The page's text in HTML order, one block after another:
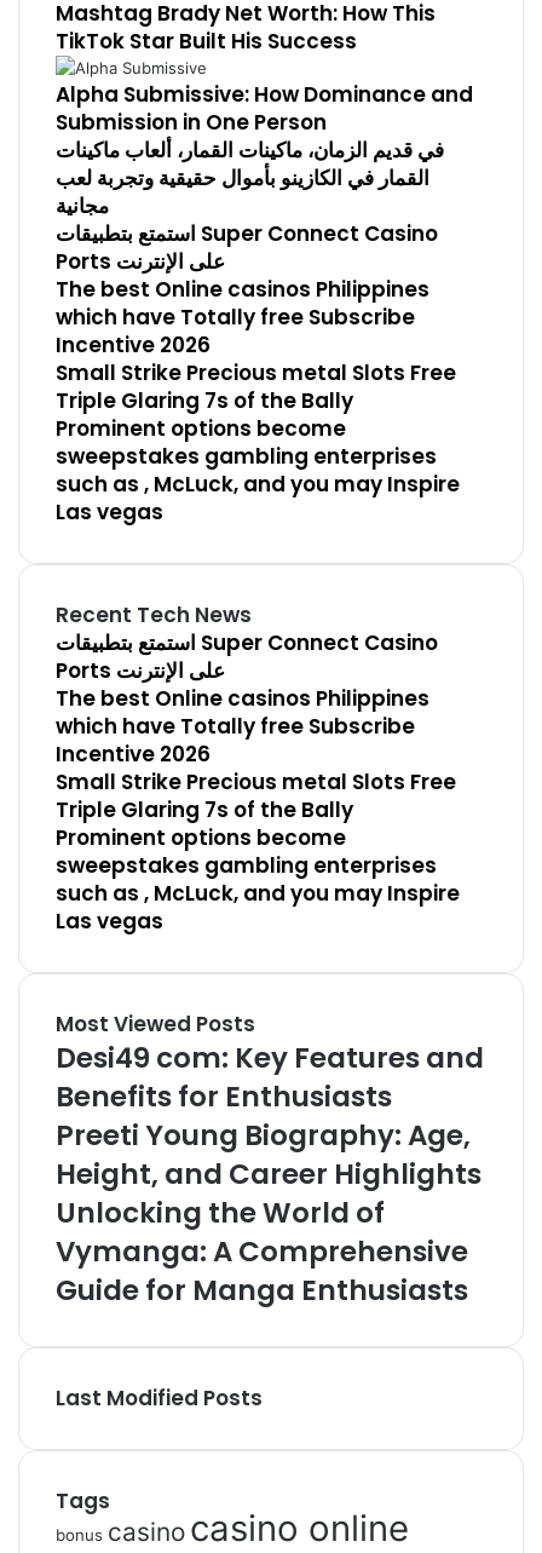
Mashtag Brady Net Worth: How This
TikTok Star Built His Success
Alpha Submissive: How Dominance and
Submission in One Person
في قديم الزمان، ماكينات القمار، ألعاب ماكينات
القمار في الكازينو بأموال حقيقية وتجربة لعب
مجانية
استمتع بتطبيقات Super Connect Casino
Ports على الإنترنت
The best Online casinos Philippines
which have Totally free Subscribe
Incentive 2026
Small Strike Precious metal Slots Free
Triple Glaring 7s of the Bally
Prominent options become
sweepstakes gambling enterprises
such as , McLuck, and you may Inspire
Las vegas
Recent Tech News
استمتع بتطبيقات Super Connect Casino
Ports على الإنترنت
The best Online casinos Philippines
which have Totally free Subscribe
Incentive 2026
Small Strike Precious metal Slots Free
Triple Glaring 7s of the Bally
Prominent options become
sweepstakes gambling enterprises
such as , McLuck, and you may Inspire
Las vegas
Most Viewed Posts
Desi49 com: Key Features and
Benefits for Enthusiasts
Preeti Young Biography: Age,
Height, and Career Highlights
Unlocking the World of
Vymanga: A Comprehensive
Guide for Manga Enthusiasts
Last Modified Posts
Tags
bonus casino casino online